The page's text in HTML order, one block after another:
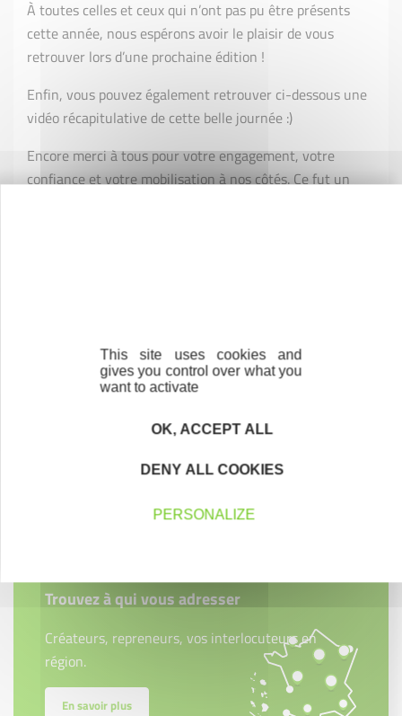
À toutes celles et ceux qui n’ont pas pu être présents
cette année, nous espérons avoir le plaisir de vous
retrouver lors d’une prochaine édition !
Enfin, vous pouvez également retrouver ci-dessous une
vidéo récapitulative de cette belle journée :)
Encore merci à tous pour votre engagement, votre
confiance et votre mobilisation à nos côtés. Ce fut un
Trouvez à qui vous adresser
Créateurs, repreneurs, vos interlocuteurs en
région.
En savoir plus
This site uses cookies and
gives you control over what you
want to activate
OK, ACCEPT ALL
DENY ALL COOKIES
PERSONALIZE